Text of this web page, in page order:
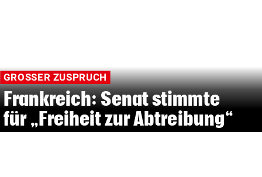
GROSSER ZUSPRUCH
Frankreich: Senat stimmte
für „Freiheit zur Abtreibung“